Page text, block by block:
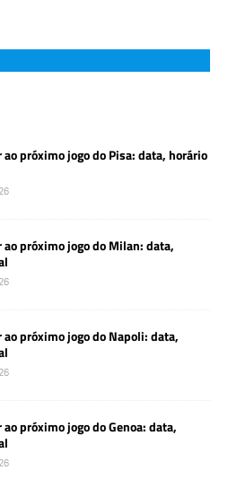
próximo jogo do Pisa: data, horário
próximo jogo do Milan: data,
próximo jogo do Napoli: data,
próximo jogo do Genoa: data,